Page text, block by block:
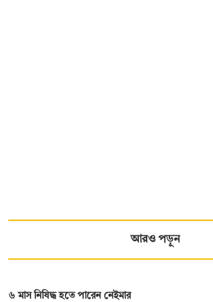
আরও পড়ুন
৬ মাস নিষিদ্ধ হতে পারেন নেইমার